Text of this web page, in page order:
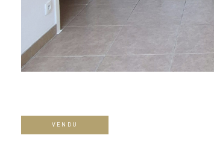
VENDU